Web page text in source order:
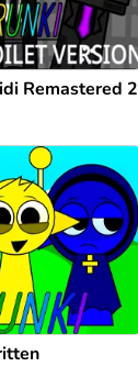
Remastered 2